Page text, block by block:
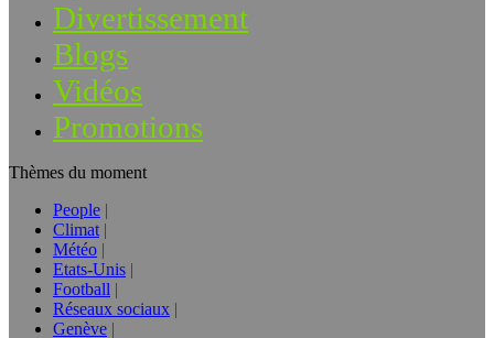
Divertissement
Blogs
Vidéos
Promotions
Thèmes du moment
People
Climat
Météo
Etats-Unis
Football
Réseaux sociaux
Genève